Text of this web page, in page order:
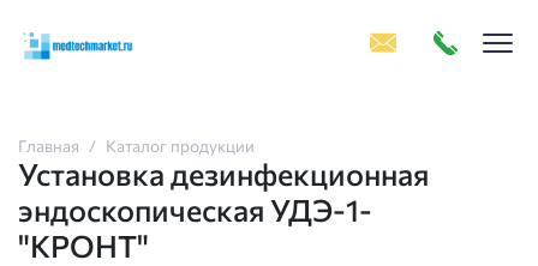
Главная Каталог продукции
Установка дезинфекционная
эндоскопическая УДЭ-1-
"КРОНТ"